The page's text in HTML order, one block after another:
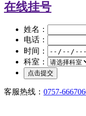
在线挂号
姓名：
电话：
时间：
科室：
客服热线： 0757-